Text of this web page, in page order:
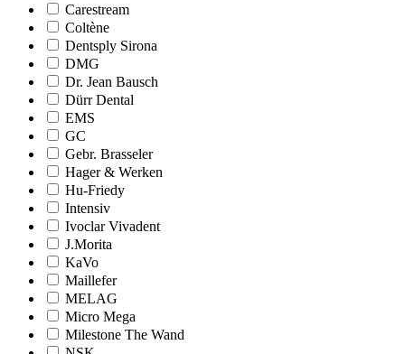
Carestream
Coltène
Dentsply Sirona
DMG
Dr. Jean Bausch
Dürr Dental
EMS
GC
Gebr. Brasseler
Hager & Werken
Hu-Friedy
Intensiv
Ivoclar Vivadent
J.Morita
KaVo
Maillefer
MELAG
Micro Mega
Milestone The Wand